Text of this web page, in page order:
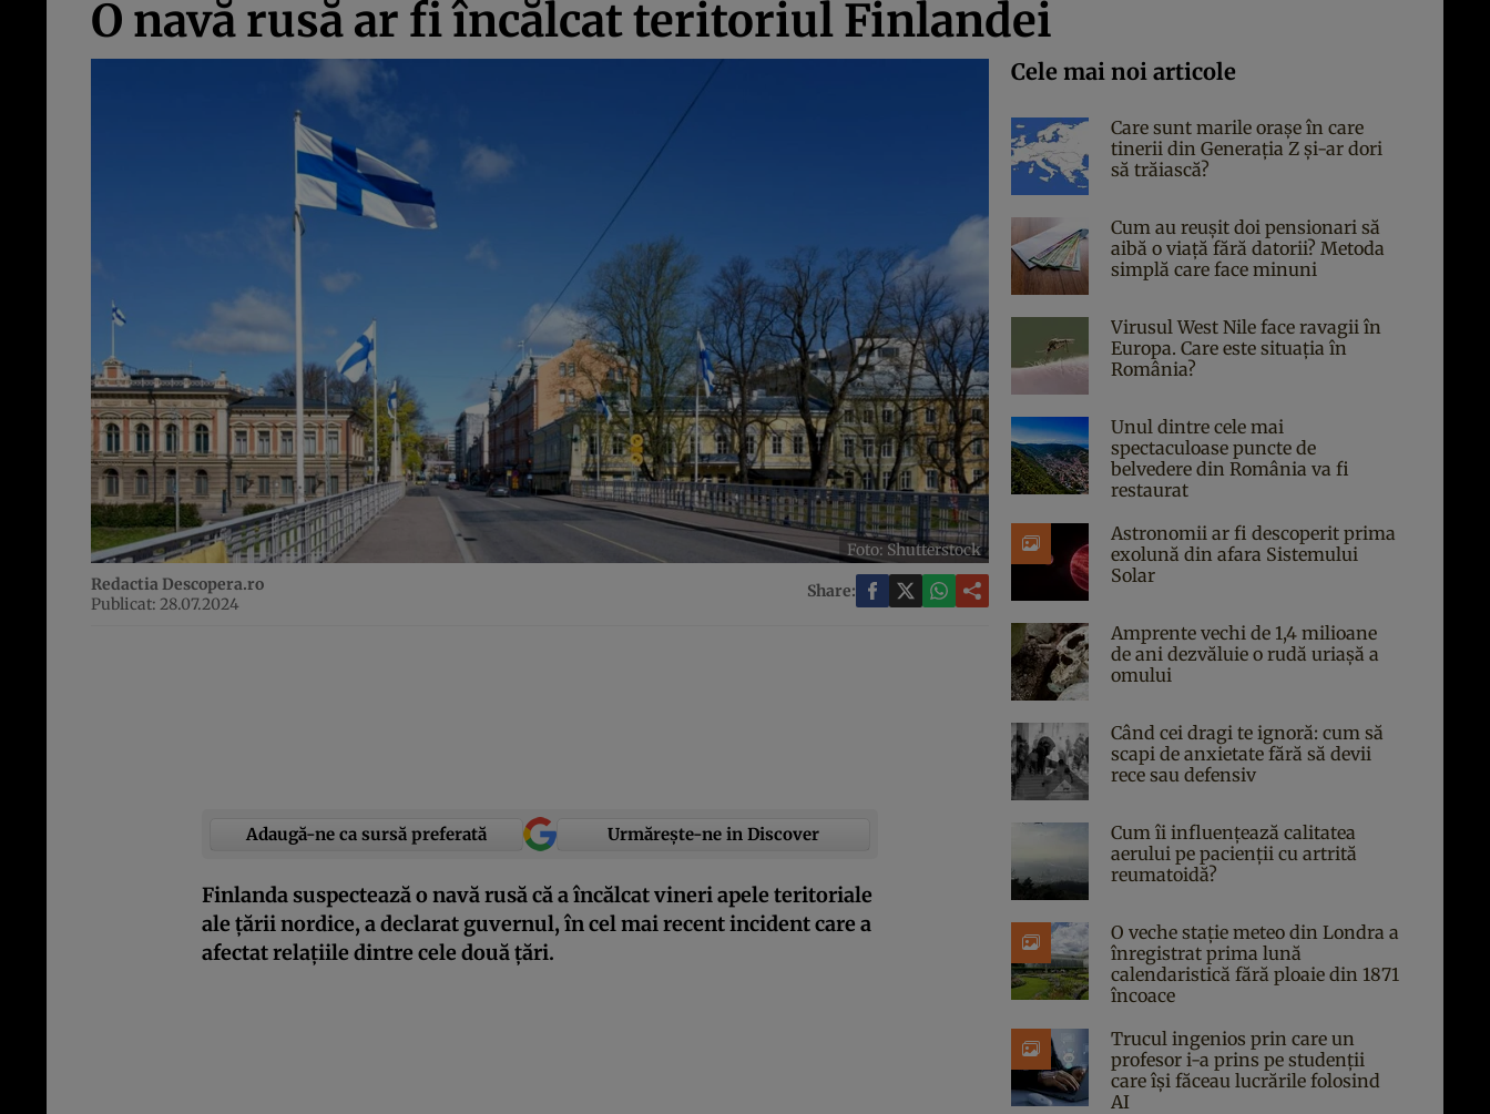
O navă rusă ar fi încălcat teritoriul Finlandei
Foto: Shutterstock
Redactia Descopera.ro
Publicat: 28.07.2024
Share:
Adaugă-ne ca sursă preferată Urmărește-ne in Discover
Finlanda suspectează o navă rusă că a încălcat vineri apele teritoriale
ale țării nordice, a declarat guvernul, în cel mai recent incident care a
afectat relațiile dintre cele două țări.
Cele mai noi articole
Care sunt marile orașe în care
tinerii din Generația Z și-ar dori
să trăiască?
Cum au reușit doi pensionari să
aibă o viață fără datorii? Metoda
simplă care face minuni
Virusul West Nile face ravagii în
Europa. Care este situația în
România?
Unul dintre cele mai
spectaculoase puncte de
belvedere din România va fi
restaurat
Astronomii ar fi descoperit prima
exolună din afara Sistemului
Solar
Amprente vechi de 1,4 milioane
de ani dezvăluie o rudă uriașă a
omului
Când cei dragi te ignoră: cum să
scapi de anxietate fără să devii
rece sau defensiv
Cum îi influențează calitatea
aerului pe pacienții cu artrită
reumatoidă?
O veche stație meteo din Londra a
înregistrat prima lună
calendaristică fără ploaie din 1871
încoace
Trucul ingenios prin care un
profesor i-a prins pe studenții
care își făceau lucrările folosind
AI